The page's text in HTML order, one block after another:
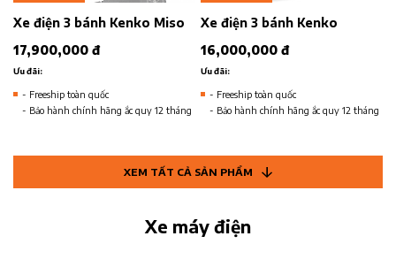
Xe điện 3 bánh Kenko Miso
17,900,000 đ
Ưu đãi:
- Freeship toàn quốc
- Bảo hành chính hãng ắc quy 12 tháng
Xe điện 3 bánh Kenko
16,000,000 đ
Ưu đãi:
- Freeship toàn quốc
- Bảo hành chính hãng ắc quy 12 tháng
XEM TẤT CẢ SẢN PHẨM
Xe máy điện